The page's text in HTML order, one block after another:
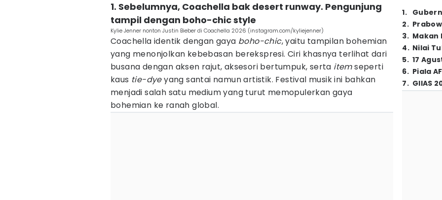
1. Sebelumnya, Coachella bak desert runway. Pengunjung
tampil dengan boho-chic style
Kylie Jenner nonton Justin Bieber di Coachella 2026 (instagram.com/kyliejenner)
Coachella identik dengan gaya boho-chic, yaitu tampilan bohemian
yang menonjolkan kebebasan berekspresi. Ciri khasnya terlihat dari
busana dengan aksen rajut, aksesori bertumpuk, serta itemseperti
kaus tie-dyeyang santai namun artistik. Festival musik ini bahkan
menjadi salah satu medium yang turut memopulerkan gaya
bohemian ke ranah global.
1.
2.
3. Makan
4. Nilai
5. 17
6. Piala
7. GIIAS